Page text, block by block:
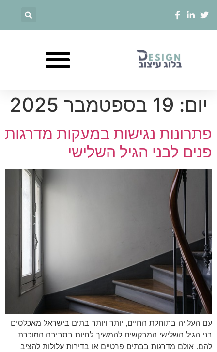
יום: 19 בספטמבר 2025
פתרונות נגישות במעקות מדרגות
פנים לבני הגיל השלישי
עם העלייה בתוחלת החיים, יותר ויותר בתים בישראל מאכלסים
בני הגיל השלישי המבקשים להמשיך לחיות בסביבה המוכרת
להם. אולם מדרגות בבתים פרטיים או בדירות עלולות להציב